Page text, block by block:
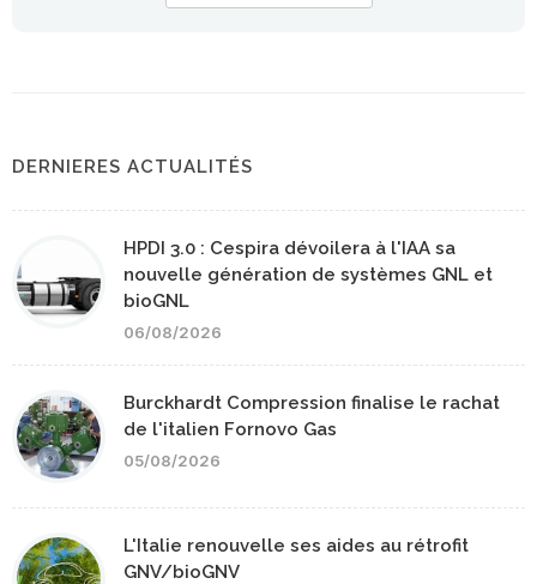
DERNIERES ACTUALITÉS
HPDI 3.0 : Cespira dévoilera à l'IAA sa
nouvelle génération de systèmes GNL et
bioGNL
06/08/2026
Burckhardt Compression finalise le rachat
de l'italien Fornovo Gas
05/08/2026
L'Italie renouvelle ses aides au rétrofit
GNV/bioGNV